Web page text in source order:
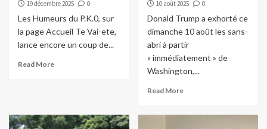
19 décembre 2025 0
Les Humeurs du P.K.0, sur
la page Accueil Te Vai-ete,
lance encore un coup de...
Read More
10 août 2025 0
Donald Trump a exhorté ce
dimanche 10 août les sans-
abri à partir
« immédiatement » de
Washington,...
Read More